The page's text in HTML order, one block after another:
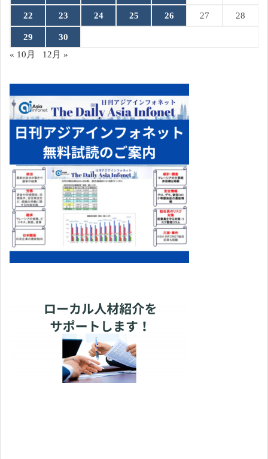
22 23 24 25 26 27 28
29
30
« 10月
12月 »